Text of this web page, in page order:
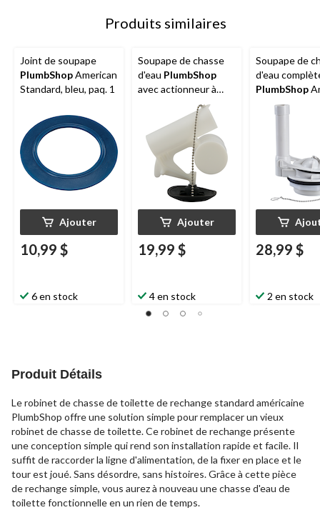
Produits similaires
Joint de soupape
PlumbShopAmerican
Standard, bleu, paq. 1
Ajouter
10,99 $
6 en stock
Soupape de chasse
d'eau PlumbShop
avec actionneur à
inclinaison, type 5
Ajouter
19,99 $
4 en stock
Soupape de
d'eau
PlumbShop
Standard
3 po
28,99 $
2 en stock
Produit Détails
Le robinet de chasse de toilette de rechange standard américaine
PlumbShop offre une solution simple pour remplacer un vieux
robinet de chasse de toilette. Ce robinet de rechange présente
une conception simple qui rend son installation rapide et facile. Il
suffit de raccorder la ligne d'alimentation, de la fixer en place et le
tour est joué. Sans désordre, sans histoires. Grâce à cette pièce
de rechange simple, vous aurez à nouveau une chasse d'eau de
toilette fonctionnelle en un rien de temps.